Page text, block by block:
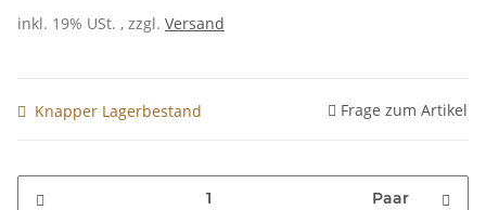
inkl. 19% USt. , zzgl. Versand
Knapper Lagerbestand Frage zum Artikel
Paar